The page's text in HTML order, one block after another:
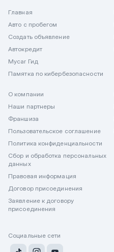
Главная
Авто с пробегом
Создать объявление
Автокредит
Mycar Гид
Памятка по кибербезопасности
О компании
Наши партнеры
Франшиза
Пользовательское соглашение
Политика конфиденциальности
Сбор и обработка персональных
данных
Правовая информация
Договор присоединения
Заявление к договору
присоединения
Социальные сети